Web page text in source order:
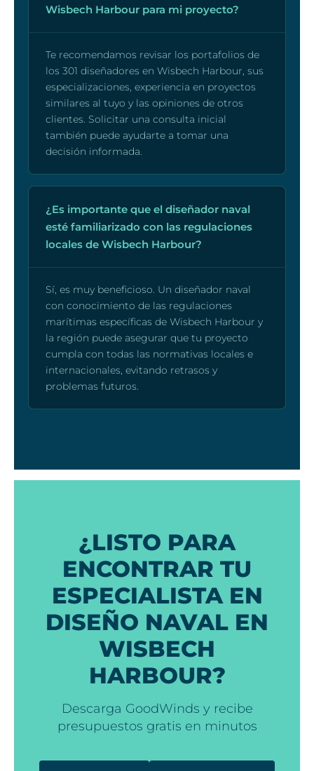
Wisbech Harbour para mi proyecto?
Te recomendamos revisar los portafolios de
los 301 diseñadores en Wisbech Harbour, sus
especializaciones, experiencia en proyectos
similares al tuyo y las opiniones de otros
clientes. Solicitar una consulta inicial
también puede ayudarte a tomar una
decisión informada.
¿Es importante que el diseñador naval
esté familiarizado con las regulaciones
locales de Wisbech Harbour?
Sí, es muy beneficioso. Un diseñador naval
con conocimiento de las regulaciones
marítimas específicas de Wisbech Harbour y
la región puede asegurar que tu proyecto
cumpla con todas las normativas locales e
internacionales, evitando retrasos y
problemas futuros.
¿LISTO PARA
ENCONTRAR TU
ESPECIALISTA EN
DISEÑO NAVAL EN
WISBECH
HARBOUR?
Descarga GoodWinds y recibe
presupuestos gratis en minutos